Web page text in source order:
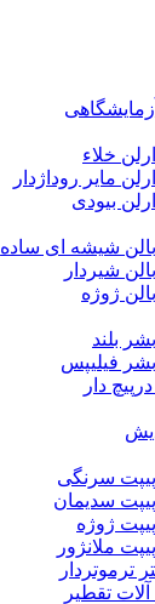
ارلن خلاء
ارلن مایر روداژدار
ارلن بیودی
بالن شیشه ای ساده
بالن شیردار
بالن ژوژه
بشر بلند
بشر فیلیپس
دار
پیپت سرنگی
پیپت سدیمان
پیپت ژوژه
پیپت ملانژور
ترموتردار
تقطیر